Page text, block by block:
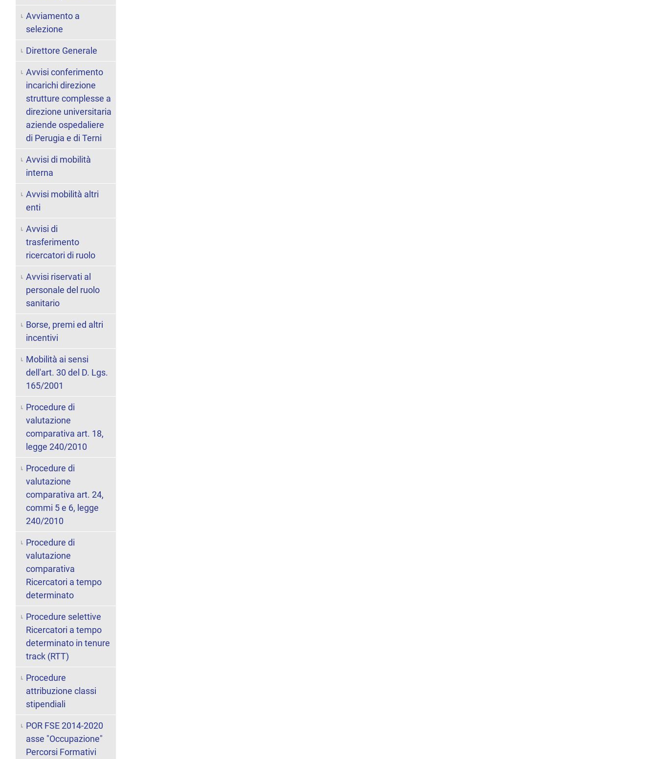
Avviamento a
selezione
Direttore Generale
Avvisi conferimento
incarichi direzione
strutture complesse a
direzione universitaria
aziende ospedaliere
di Perugia e di Terni
Avvisi di mobilità
interna
Avvisi mobilità altri
enti
Avvisi di
trasferimento
ricercatori di ruolo
Avvisi riservati al
personale del ruolo
sanitario
Borse, premi ed altri
incentivi
Mobilità ai sensi
dell'art. 30 del D. Lgs.
165/2001
Procedure di
valutazione
comparativa art. 18,
legge 240/2010
Procedure di
valutazione
comparativa art. 24,
commi 5 e 6, legge
240/2010
Procedure di
valutazione
comparativa
Ricercatori a tempo
determinato
Procedure selettive
Ricercatori a tempo
determinato in tenure
track (RTT)
Procedure
attribuzione classi
stipendiali
POR FSE 2014-2020
asse "Occupazione"
Percorsi Formativi